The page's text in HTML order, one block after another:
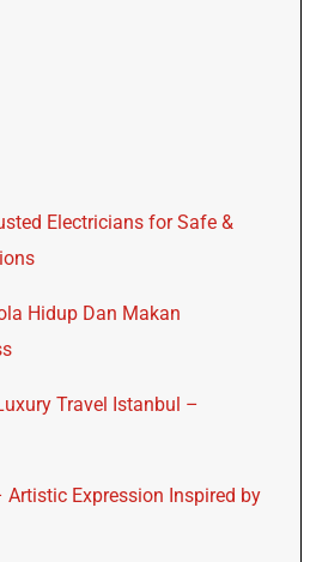
Electricians for Safe &
Hidup Dan Makan
Travel Istanbul –
Artistic Expression Inspired by